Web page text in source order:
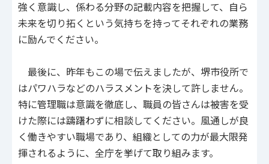
強く意識し、係わる分野の記載内容を把握して、自ら
未来を切り拓くという気持ちを持ってそれぞれの業務
に励んでください。
最後に、昨年もこの場で伝えましたが、堺市役所で
はパワハラなどのハラスメントを決して許しません。
特に管理職は意識を徹底し、職員の皆さんは被害を受
けた際には躊躇わずに相談してください。風通しが良
く働きやすい職場であり、組織としての力が最大限発
揮されるように、全庁を挙げて取り組みます。